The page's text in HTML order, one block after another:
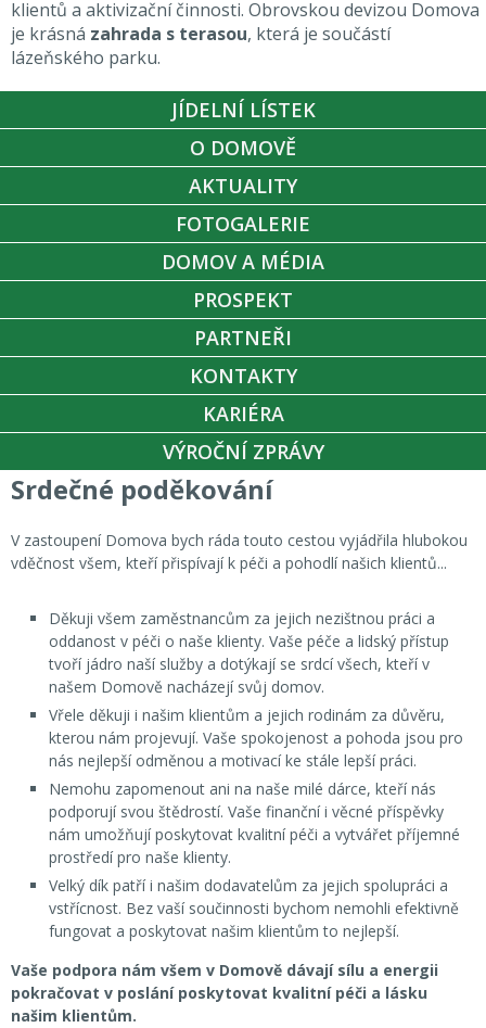
klientů a aktivizační činnosti. Obrovskou devizou Domova
je krásná zahrada s terasou, která je součástí
lázeňského parku.
JÍDELNÍ LÍSTEK
O DOMOVĚ
AKTUALITY
FOTOGALERIE
DOMOV A MÉDIA
PROSPEKT
PARTNEŘI
KONTAKTY
KARIÉRA
VÝROČNÍ ZPRÁVY
Srdečné poděkování
V zastoupení Domova bych ráda touto cestou vyjádřila hlubokou
vděčnost všem, kteří přispívají k péči a pohodlí našich klientů...
Děkuji všem zaměstnancům za jejich nezištnou práci a
oddanost v péči o naše klienty. Vaše péče a lidský přístup
tvoří jádro naší služby a dotýkají se srdcí všech, kteří v
našem Domově nacházejí svůj domov.
Vřele děkuji i našim klientům a jejich rodinám za důvěru,
kterou nám projevují. Vaše spokojenost a pohoda jsou pro
nás nejlepší odměnou a motivací ke stále lepší práci.
Nemohu zapomenout ani na naše milé dárce, kteří nás
podporují svou štědrostí. Vaše finanční i věcné příspěvky
nám umožňují poskytovat kvalitní péči a vytvářet příjemné
prostředí pro naše klienty.
Velký dík patří i našim dodavatelům za jejich spolupráci a
vstřícnost. Bez vaší součinnosti bychom nemohli efektivně
fungovat a poskytovat našim klientům to nejlepší.
Vaše podpora nám všem v Domově dávají sílu a energii
pokračovat v poslání poskytovat kvalitní péči a lásku
našim klientům.